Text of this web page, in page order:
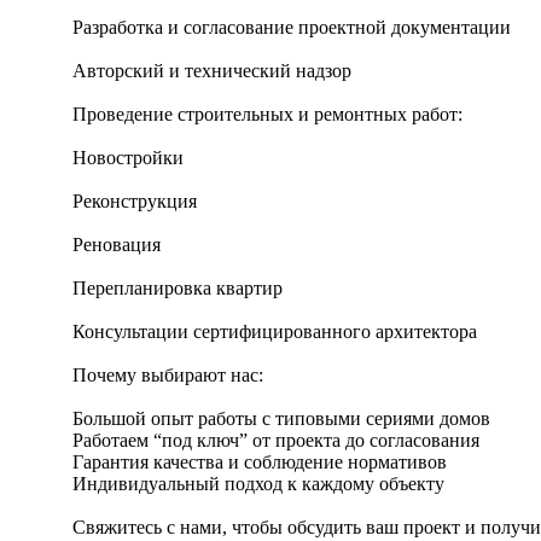
Разработка и согласование проектной документации
Авторский и технический надзор
Проведение строительных и ремонтных работ:
Новостройки
Реконструкция
Реновация
Перепланировка квартир
Консультации сертифицированного архитектора
Почему выбирают нас:
Большой опыт работы с типовыми сериями домов
Работаем “под ключ” от проекта до согласования
Гарантия качества и соблюдение нормативов
Индивидуальный подход к каждому объекту
Свяжитесь с нами, чтобы обсудить ваш проект и